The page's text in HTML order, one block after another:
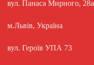
вул. Панаса Мирного, 28а
м.Львів, Україна
вул. Героїв УПА 73